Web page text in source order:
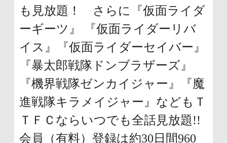
も見放題！ さらに『仮面ライダ
ーギーツ』 『仮面ライダーリバ
イス』『仮面ライダーセイバー』
『暴太郎戦隊ドンブラザーズ』
『機界戦隊ゼンカイジャー』『魔
進戦隊キラメイジャー』などもＴ
ＴＦＣならいつでも全話見放題!!
会員（有料）登録は約30日間960